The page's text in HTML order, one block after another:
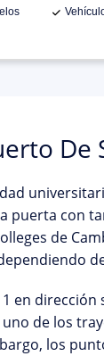
De
puerta con
de
en dirección
de los
los